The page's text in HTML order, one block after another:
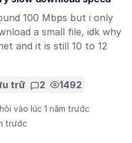
100 Mbps but i only
a small file, idk why
and it is still 10 to 12
trữ 2 1492
vào lúc 1 năm trước
trước